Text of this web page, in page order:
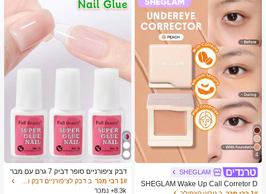
4
SHEGLAM
SHEGLAM Wake Up Call Corretor D
דבק ציפורניים סופר דביק 7 גרם עם מבר
שת, דבק ג'ל מהיר ייבוש, מתאים לציפורנ
יים מלאכותיות, ציפורני אקריל, ציפורני ה
1# רבי מכר
8.3k+ נמכר